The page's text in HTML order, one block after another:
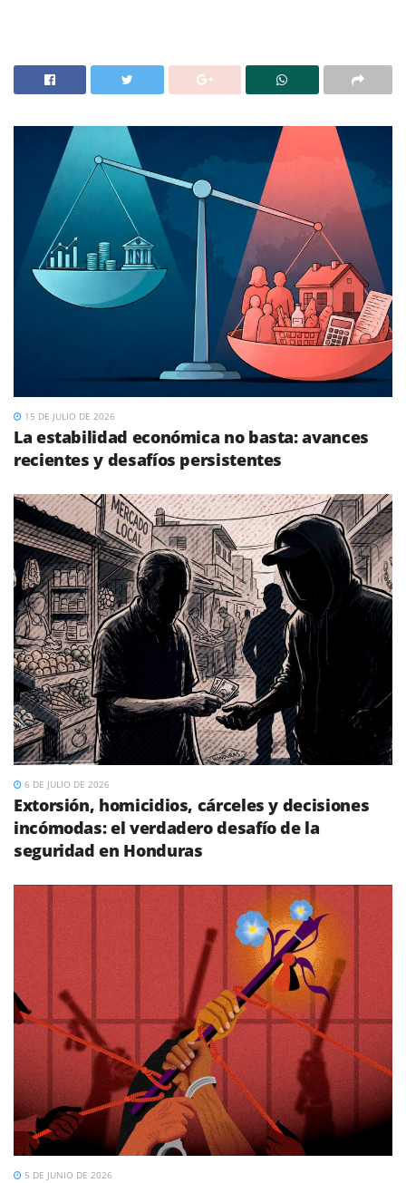
15 DE JULIO DE 2026
La estabilidad económica no basta: avances
recientes y desafíos persistentes
6 DE JULIO DE 2026
Extorsión, homicidios, cárceles y decisiones
incómodas: el verdadero desafío de la
seguridad en Honduras
5 DE JUNIO DE 2026